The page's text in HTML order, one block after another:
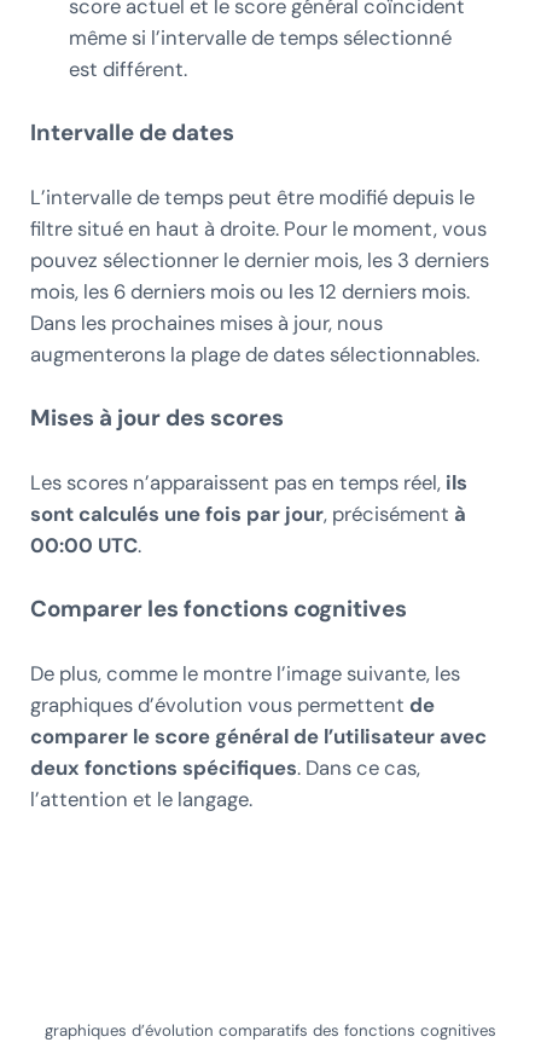
score actuel et le score général coïncident
même si l’intervalle de temps sélectionné
est différent.
Intervalle de dates
L’intervalle de temps peut être modifié depuis le
filtre situé en haut à droite. Pour le moment, vous
pouvez sélectionner le dernier mois, les 3 derniers
mois, les 6 derniers mois ou les 12 derniers mois.
Dans les prochaines mises à jour, nous
augmenterons la plage de dates sélectionnables.
Mises à jour des scores
Les scores n’apparaissent pas en temps réel, ils
sont calculés une fois par jour, précisément à
00:00 UTC.
Comparer les fonctions cognitives
De plus, comme le montre l’image suivante, les
graphiques d’évolution vous permettent de
comparer le score général de l’utilisateur avec
deux fonctions spécifiques. Dans ce cas,
l’attention et le langage.
graphiques d’évolution comparatifs des fonctions cognitives